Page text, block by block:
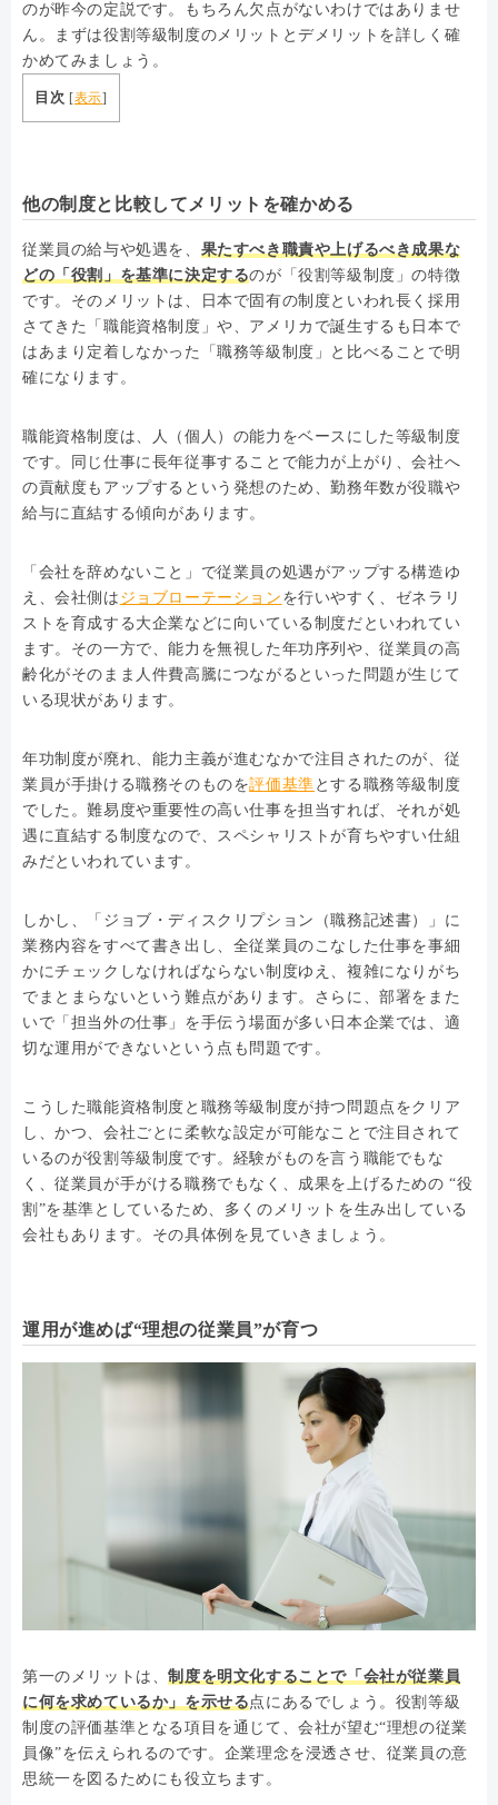
のが昨今の定説です。もちろん欠点がないわけではありませ
ん。まずは役割等級制度のメリットとデメリットを詳しく確
かめてみましょう。
目次 [表示]
他の制度と比較してメリットを確かめる
従業員の給与や処遇を、 果たすべき職責や上げるべき成果な
どの「役割」を基準に決定するのが「役割等級制度」の特徴
です。そのメリットは、日本で固有の制度といわれ長く採用
さてきた「職能資格制度」や、アメリカで誕生するも日本で
はあまり定着しなかった「職務等級制度」と比べることで明
確になります。
職能資格制度は、人（個人）の能力をベースにした等級制度
です。同じ仕事に長年従事することで能力が上がり、会社へ
の貢献度もアップするという発想のため、勤務年数が役職や
給与に直結する傾向があります。
「会社を辞めないこと」で従業員の処遇がアップする構造ゆ
え、会社側は ジョブローテーション を行いやすく、ゼネラリ
ストを育成する大企業などに向いている制度だといわれてい
ます。その一方で、能力を無視した年功序列や、従業員の高
齢化がそのまま人件費高騰につながるといった問題が生じて
いる現状があります。
年功制度が廃れ、能力主義が進むなかで注目されたのが、従
業員が手掛ける職務そのものを評価基準 とする職務等級制度
でした。難易度や重要性の高い仕事を担当すれば、それが処
遇に直結する制度なので、スペシャリストが育ちやすい仕組
みだといわれています。
しかし、「ジョブ・ディスクリプション（職務記述書）」に
業務内容をすべて書き出し、全従業員のこなした仕事を事細
かにチェックしなければならない制度ゆえ、複雑になりがち
でまとまらないという難点があります。さらに、部署をまた
いで「担当外の仕事」を手伝う場面が多い日本企業では、適
切な運用ができないという点も問題です。
こうした職能資格制度と職務等級制度が持つ問題点をクリア
し、かつ、会社ごとに柔軟な設定が可能なことで注目されて
いるのが役割等級制度です。経験がものを言う職能でもな
く、従業員が手がける職務でもなく、成果を上げるための “役
割”を基準としているため、多くのメリットを生み出している
会社もあります。その具体例を見ていきましょう。
運用が進めば“理想の従業員”が育つ
第一のメリットは、制度を明文化することで「会社が従業員
に何を求めているか」を示せる点にあるでしょう。役割等級
制度の評価基準となる項目を通じて、会社が望む“理想の従業
員像”を伝えられるのです。企業理念を浸透させ、従業員の意
思統一を図るためにも役立ちます。